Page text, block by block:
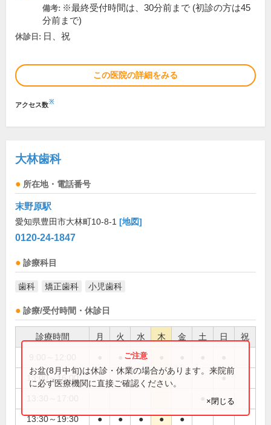
備考: ※最終受付時間は、30分前まで (初診の方は45
分前まで)
休診日: 日、祝
この医院の詳細をみる
アクセス数※
大林歯科
所在地・電話番号
末野原駅
愛知県豊田市大林町10-8-1 [地図]
0120-24-1847
診療科目
歯科 矯正歯科 小児歯科
診療/受付時間・休診日
診療時間 月 火 水 木 金 土 日 祝
●
13:00～16:00 ●
13:30～19:30 ● ● ● ● ●
お盆(8月中旬)は休診・休業の場合があります。来院前
に必ず医療機関に直接ご確認ください。
×閉じる